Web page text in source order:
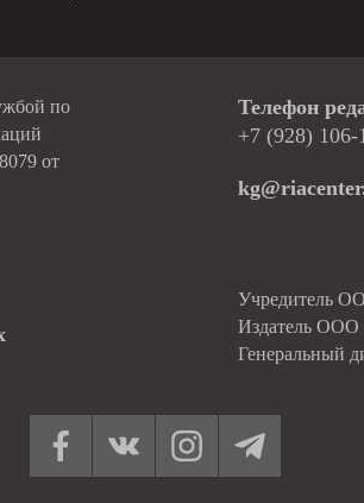
по
от
Телефон
+7 (928) 106-
Учредитель
Издатель
Генеральный